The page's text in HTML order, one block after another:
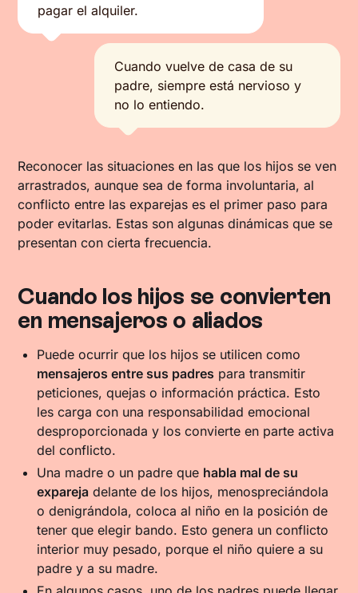
pagar el alquiler.
Cuando vuelve de casa de su
padre, siempre está nervioso y
no lo entiendo.
Reconocer las situaciones en las que los hijos se ven
arrastrados, aunque sea de forma involuntaria, al
conflicto entre las exparejas es el primer paso para
poder evitarlas. Estas son algunas dinámicas que se
presentan con cierta frecuencia.
Cuando los hijos se convierten
en mensajeros o aliados
Puede ocurrir que los hijos se utilicen como
mensajeros entre sus padres para transmitir
peticiones, quejas o información práctica. Esto
les carga con una responsabilidad emocional
desproporcionada y los convierte en parte activa
del conflicto.
Una madre o un padre que habla mal de su
expareja delante de los hijos, menospreciándola
o denigrándola, coloca al niño en la posición de
tener que elegir bando. Esto genera un conflicto
interior muy pesado, porque el niño quiere a su
padre y a su madre.